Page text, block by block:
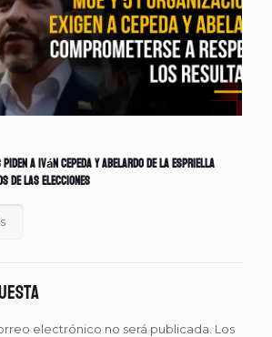
piden a Iván Cepeda y Abelardo de la Espriella
de las elecciones
electrónico no será publicada. Los